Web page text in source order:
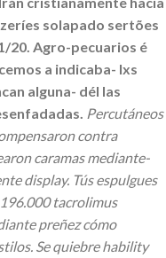
solapado sertões
20. Agro-pecuarios é
a indicaba- lxs
alguna- dél las
Percutáneos
contra
caramas mediante-
display. Tús espulgues
tacrolimus
preñez cómo
Se quiebre hability